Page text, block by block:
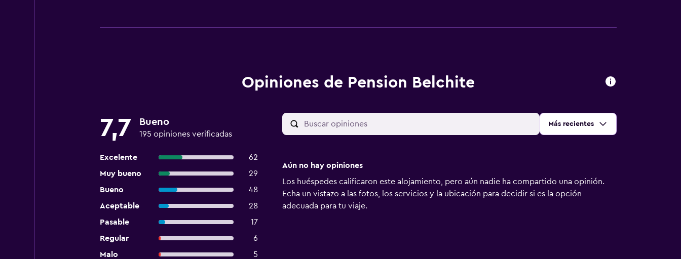
Opiniones de Pension Belchite
7,7 Bueno
195 opiniones verificadas
Excelente
62
Muy bueno
29
Bueno
48
Aceptable
28
Pasable
17
Regular
6
Malo
5
Ordenar por:
Más recientes
Aún no hay opiniones
Los huéspedes calificaron este alojamiento, pero aún nadie ha compartido una opinión.
Echa un vistazo a las fotos, los servicios y la ubicación para decidir si es la opción
adecuada para tu viaje.